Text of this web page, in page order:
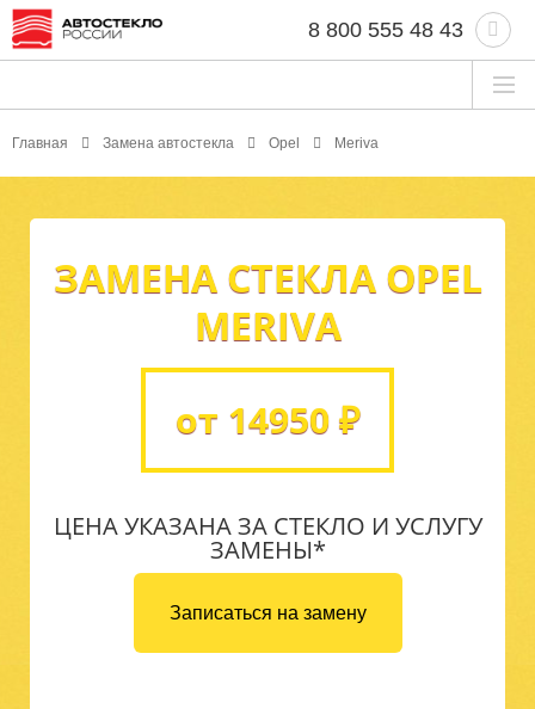
8 800 555 48 43
Главная Замена автостекла Opel Meriva
ЗАМЕНА СТЕКЛА OPEL
MERIVA
от 14950 ₽
ЦЕНА УКАЗАНА ЗА СТЕКЛО И УСЛУГУ
ЗАМЕНЫ*
Записаться на замену